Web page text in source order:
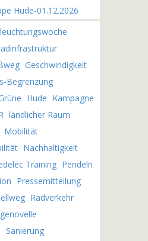
Hude-01.12.2026
Geschwindigkeit
Begrenzung
Hude Kampagne
ländlicher Raum
Mobilität
Nachhaltigkeit
Training Pendeln
Pressemitteilung
Radverkehr
Sanierung